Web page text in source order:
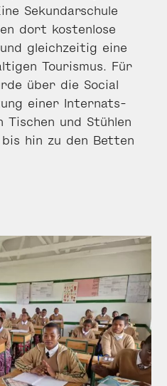
Sekundar­schule
dort kosten­lose
gleich­zeitig eine
Touris­mus. Für
über die Social
einer Internats­
und Stühlen
hin zu den Betten